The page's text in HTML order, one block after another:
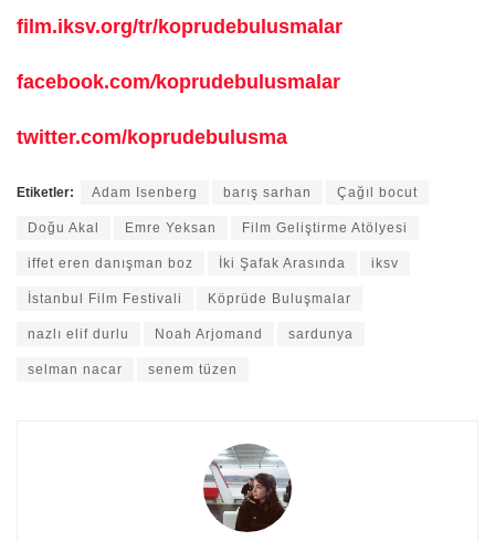
film.iksv.org/tr/koprudebulusmalar
facebook.com/koprudebulusmalar
twitter.com/koprudebulusma
Etiketler: Adam Isenberg barış sarhan Çağıl bocut
Doğu Akal Emre Yeksan Film Geliştirme Atölyesi
iffet eren danışman boz İki Şafak Arasında iksv
İstanbul Film Festivali Köprüde Buluşmalar
nazlı elif durlu Noah Arjomand sardunya
selman nacar senem tüzen